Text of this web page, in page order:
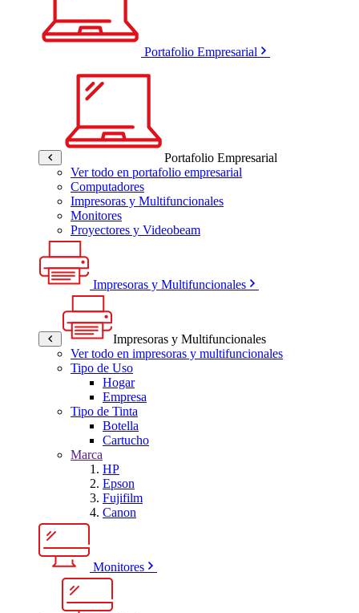
Portafolio Empresarial
Portafolio Empresarial
Ver todo en portafolio empresarial
Computadores
Impresoras y Multifuncionales
Monitores
Proyectores y Videobeam
Impresoras y Multifuncionales
Impresoras y Multifuncionales
Ver todo en impresoras y multifuncionales
Tipo de Uso
Hogar
Empresa
Tipo de Tinta
Botella
Cartucho
Marca
HP
Epson
Fujifilm
Canon
Monitores